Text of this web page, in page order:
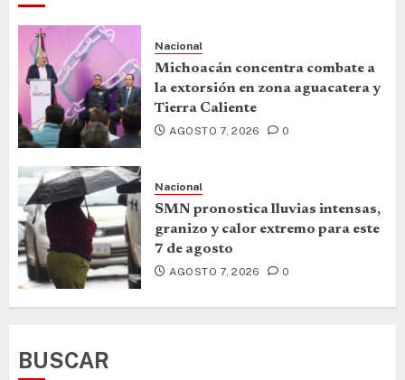
Nacional
Michoacán concentra combate a
la extorsión en zona aguacatera y
Tierra Caliente
AGOSTO 7, 2026 0
Nacional
SMN pronostica lluvias intensas,
granizo y calor extremo para este
7 de agosto
AGOSTO 7, 2026 0
BUSCAR